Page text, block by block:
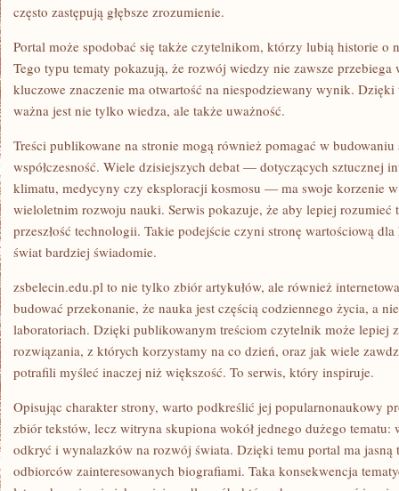
często zastępują głębsze zrozumienie.
Portal może spodobać się także czytelnikom, którzy lubią historie o
Tego typu tematy pokazują, że rozwój wiedzy nie zawsze przebiega
kluczowe znaczenie ma otwartość na niespodziewany wynik. Dzięki
ważna jest nie tylko wiedza, ale także uważność.
Treści publikowane na stronie mogą również pomagać w budowaniu
współczesność. Wiele dzisiejszych debat — dotyczących sztucznej
klimatu, medycyny czy eksploracji kosmosu — ma swoje korzenie
wieloletnim rozwoju nauki. Serwis pokazuje, że aby lepiej rozumieć
przeszłość technologii. Takie podejście czyni stronę wartościową
świat bardziej świadomie.
zsbelecin.edu.pl to nie tylko zbiór artykułów, ale również
budować przekonanie, że nauka jest częścią codziennego życia, a
laboratoriach. Dzięki publikowanym treściom czytelnik może lepiej
rozwiązania, z których korzystamy na co dzień, oraz jak wiele
potrafili myśleć inaczej niż większość. To serwis, który inspiruje.
Opisując charakter strony, warto podkreślić jej popularnonaukowy
zbiór tekstów, lecz witryna skupiona wokół jednego dużego tematu:
odkryć i wynalazków na rozwój świata. Dzięki temu portal ma jasną
odbiorców zainteresowanych biografiami. Taka konsekwencja